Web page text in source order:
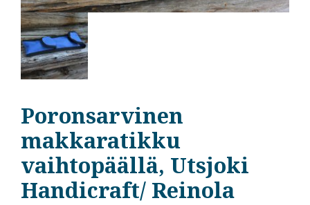
Poronsarvinen
makkaratikku
vaihtopäällä, Utsjoki
Handicraft/ Reinola